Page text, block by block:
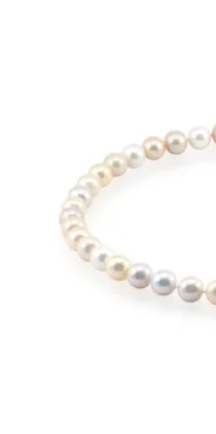
Mistique Love
Zásnubné prstne z